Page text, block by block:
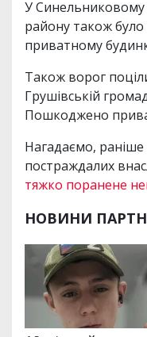
У Синельниковому
району також
приватному
Також ворог
Грушівській
Пошкоджено
Нагадаємо,
постраждалих
тяжко поранене